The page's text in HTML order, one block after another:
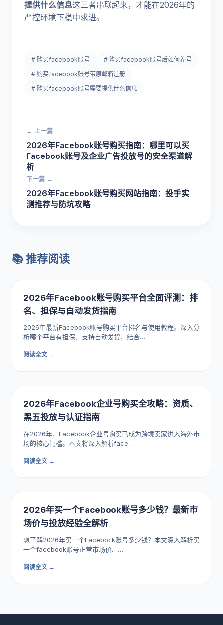
提供什么信息这三者串联起来，才能在2026年的
严控环境下稳中求进。
# 购买facebook账号
# 购买facebook账号后如何养号
# 购买facebook账号带原邮箱注册
# 购买facebook账号需要提供什么信息
← 上一篇
2026年Facebook账号购买指南：哪里可以买
Facebook账号及企业广告投放号的安全渠道解
析
下一篇 →
2026年Facebook账号购买网站指南：投手实
测推荐与防坑攻略
📚 推荐阅读
2026年Facebook账号购买平台全面评测：排
名、担保与自动发货指南
2026年最新Facebook账号购买平台排名与使用教程。深入分
析哪个平台有担保、支持自动发货，结合…
阅读全文 →
2026年Facebook企业号购买全攻略：资质、
黑五投放与认证指南
在2026年，Facebook企业号购买已成为跨境卖家进入海外市
场的核心门槛。本文将深入解析face…
阅读全文 →
2026年买一个Facebook账号多少钱？最新市
场价与投放经验全解析
想了解2026年买一个Facebook账号多少钱？本文深入解析买
一个facebook账号正常市场价、…
阅读全文 →